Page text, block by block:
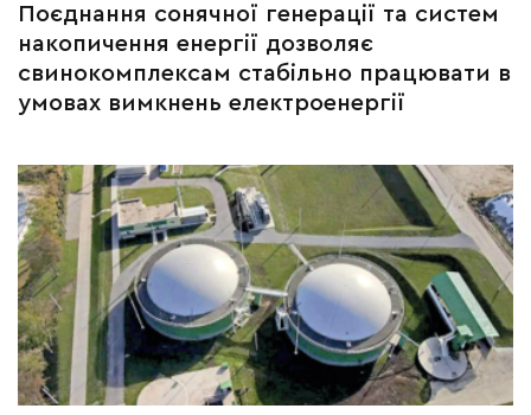
Поєднання сонячної генерації та систем
накопичення енергії дозволяє
свинокомплексам стабільно працювати в
умовах вимкнень електроенергії